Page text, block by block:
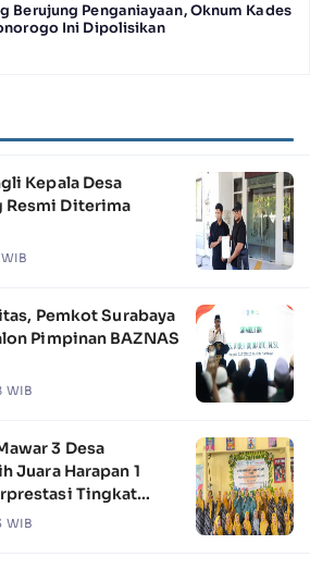
Berujung Penganiayaan, Oknum Kades
Ini Dipolisikan
Kepala Desa
Resmi Diterima
Pemkot Surabaya
Pimpinan BAZNAS
WIB
3 Desa
Juara Harapan 1
Tingkat
WIB